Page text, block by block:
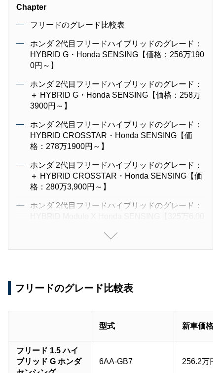
Chapter
フリードのグレード比較表
ホンダ 2代目フリードハイブリッドのグレード：
HYBRID G・Honda SENSING【価格：256万190
0円～】
ホンダ 2代目フリードハイブリッドのグレード：
＋ HYBRID G・Honda SENSING【価格：258万
3900円～】
ホンダ 2代目フリードハイブリッドのグレード：
HYBRID CROSSTAR・Honda SENSING【価
格：278万1900円～】
ホンダ 2代目フリードハイブリッドのグレード：
＋ HYBRID CROSSTAR・Honda SENSING【価
格：280万3,900円～】
ホンダ 2代目フリードハイブリッドのグレード：
フリードのグレード比較表
型式 新車価格
フリード 1.5 ハイ
ブリッド G ホンダ
6AA-GB7 256.2万円